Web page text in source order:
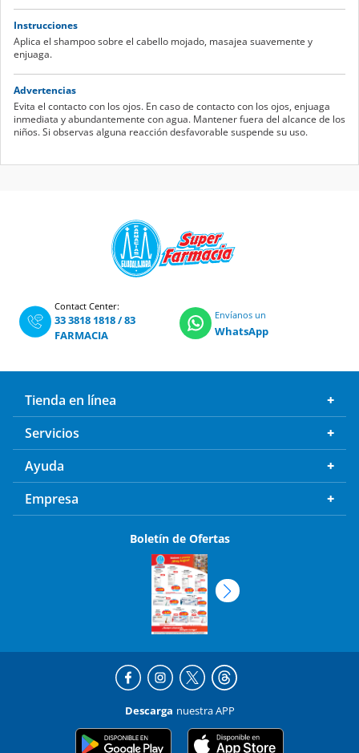
Instrucciones
Aplica el shampoo sobre el cabello mojado, masajea suavemente y
enjuaga.
Advertencias
Evita el contacto con los ojos. En caso de contacto con los ojos, enjuaga
inmediata y abundantemente con agua. Mantener fuera del alcance de los
niños. Si observas alguna reacción desfavorable suspende su uso.
Contact Center:
33 3818 1818/83
FARMACIA
Envíanos un
WhatsApp
Tienda en línea
Servicios
Ayuda
Empresa
Boletín de Ofertas
Descarga nuestra APP